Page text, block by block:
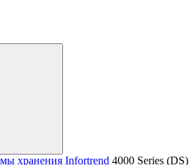
хранения Infortrend 4000 Series (DS)